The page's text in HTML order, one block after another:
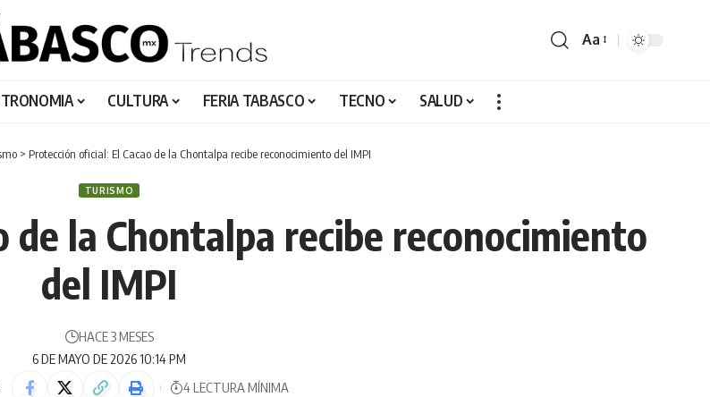
Aa
CULTURA FERIA TABASCO TECNO SALUD
> Protección oficial: El Cacao de la Chontalpa recibe reconocimiento del IMPI
TURISMO
de la Chontalpa recibe reconocimiento
del IMPI
6 DE MAYO DE 2026 10:14 PM
HACE 3 MESES
4 LECTURA MÍNIMA